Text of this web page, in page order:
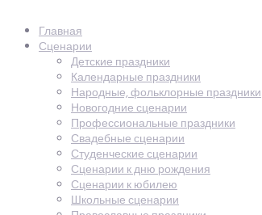
Главная
Сценарии
Детские праздники
Календарные праздники
Народные, фольклорные праздники
Новогодние сценарии
Профессиональные праздники
Свадебные сценарии
Студенческие сценарии
Сценарии к дню рождения
Сценарии к юбилею
Школьные сценарии